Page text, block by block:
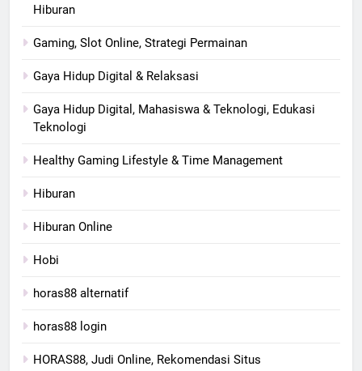
Hiburan
Gaming, Slot Online, Strategi Permainan
Gaya Hidup Digital & Relaksasi
Gaya Hidup Digital, Mahasiswa & Teknologi, Edukasi
Teknologi
Healthy Gaming Lifestyle & Time Management
Hiburan
Hiburan Online
Hobi
horas88 alternatif
horas88 login
HORAS88, Judi Online, Rekomendasi Situs